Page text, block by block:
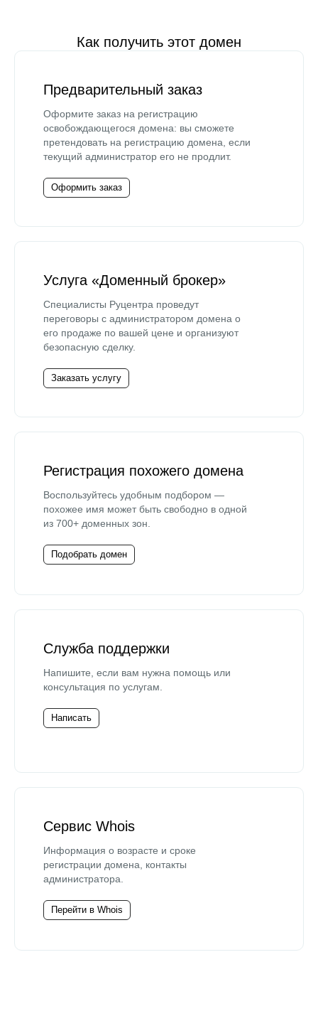
Как получить этот домен
Предварительный заказ
Оформите заказ на регистрацию
освобождающегося домена: вы сможете
претендовать на регистрацию домена, если
текущий администратор его не продлит.
Оформить заказ
Услуга «Доменный брокер»
Специалисты Руцентра проведут
переговоры с администратором домена о
его продаже по вашей цене и организуют
безопасную сделку.
Заказать услугу
Регистрация похожего домена
Воспользуйтесь удобным подбором —
похожее имя может быть свободно в одной
из 700+ доменных зон.
Подобрать домен
Служба поддержки
Напишите, если вам нужна помощь или
консультация по услугам.
Написать
Сервис Whois
Информация о возрасте и сроке
регистрации домена, контакты
администратора.
Перейти в Whois